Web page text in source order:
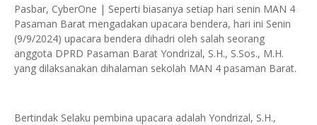
Pasbar, CyberOne | Seperti biasanya setiap hari senin MAN 4
Pasaman Barat mengadakan upacara bendera, hari ini Senin
(9/9/2024) upacara bendera dihadri oleh salah seorang
anggota DPRD Pasaman Barat Yondrizal, S.H., S.Sos., M.H.
yang dilaksanakan dihalaman sekolah MAN 4 pasaman Barat.
Bertindak Selaku pembina upacara adalah Yondrizal, S.H.,